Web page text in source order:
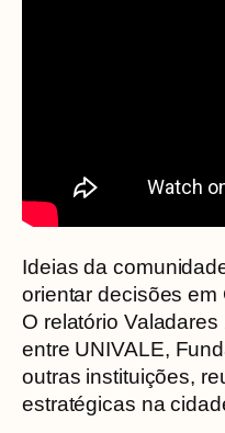
Ideias da
orientar decisões em
O relatório
entre UNIVALE,
outras instituições,
estratégicas na